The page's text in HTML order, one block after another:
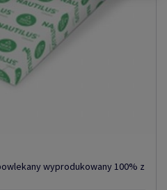
wyprodukowany 100% z